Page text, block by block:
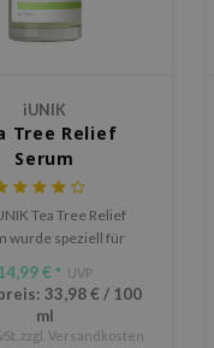
iUNIK
Tree Relief
Serum
Tea Tree Relief
wurde speziell für
und befeuchtet die
Haut mit 67%
und 19,5%
€ * UVP
33,98 €/ 100
ml
zzgl. Versandkosten